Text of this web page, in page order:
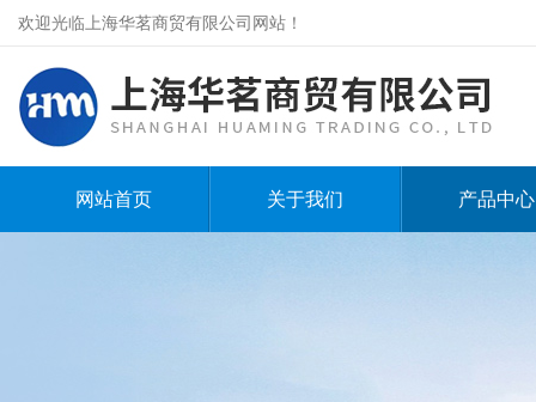
欢迎光临上海华茗商贸有限公司网站！
网站首页 关于我们 产品中心